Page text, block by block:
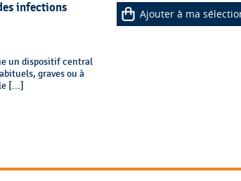
infections
un dispositif central
graves ou à
[...]
Ajouter à ma